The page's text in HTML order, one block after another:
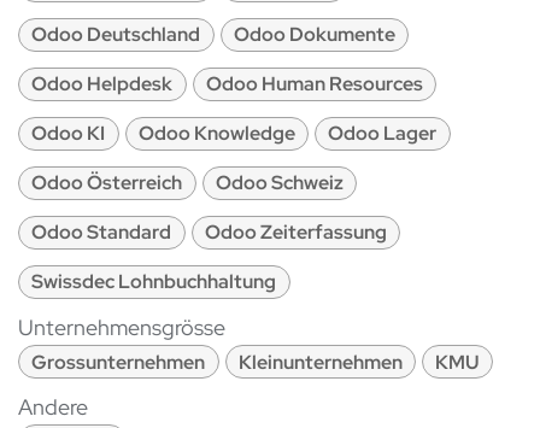
Odoo Deutschland
Odoo Dokumente
Odoo Helpdesk
Odoo Human Resources
Odoo KI
Odoo Knowledge
Odoo Lager
Odoo Österreich
Odoo Schweiz
Odoo Standard
Odoo Zeiterfassung
Swissdec Lohnbuchhaltung
Unternehmensgrösse
Grossunternehmen Kleinunternehmen KMU
Andere